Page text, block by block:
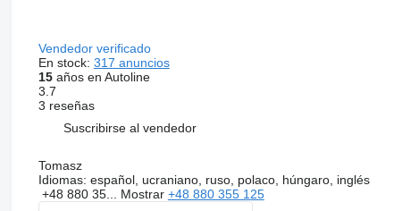
Vendedor verificado
En stock: 317 anuncios
15años en Autoline
3.7
3 reseñas
Suscribirse al vendedor
Tomasz
Idiomas: español, ucraniano, ruso, polaco, húngaro, inglés
+48 880 35... Mostrar +48 880 355 125